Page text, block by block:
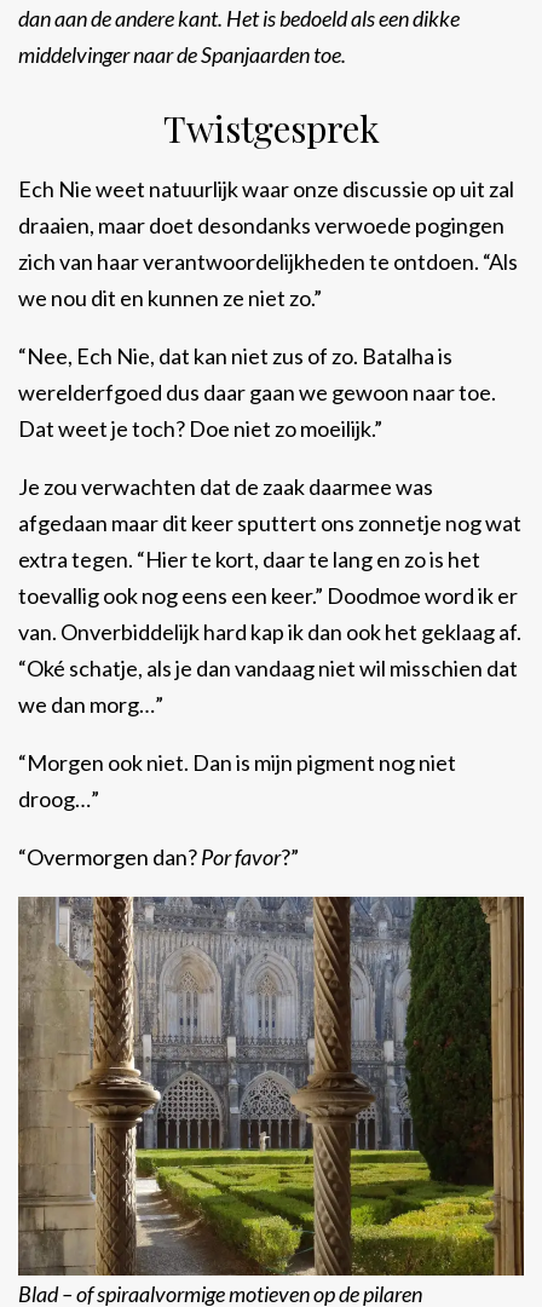
dan aan de andere kant. Het is bedoeld als een dikke
middelvinger naar de Spanjaarden toe.
Twistgesprek
Ech Nie weet natuurlijk waar onze discussie op uit zal
draaien, maar doet desondanks verwoede pogingen
zich van haar verantwoordelijkheden te ontdoen. “Als
we nou dit en kunnen ze niet zo.”
“Nee, Ech Nie, dat kan niet zus of zo. Batalha is
werelderfgoed dus daar gaan we gewoon naar toe.
Dat weet je toch? Doe niet zo moeilijk.”
Je zou verwachten dat de zaak daarmee was
afgedaan maar dit keer sputtert ons zonnetje nog wat
extra tegen. “Hier te kort, daar te lang en zo is het
toevallig ook nog eens een keer.” Doodmoe word ik er
van. Onverbiddelijk hard kap ik dan ook het geklaag af.
“Oké schatje, als je dan vandaag niet wil misschien dat
we dan morg…”
“Morgen ook niet. Dan is mijn pigment nog niet
droog…”
“Overmorgen dan?Por favor?”
Blad – of spiraalvormige motieven op de pilaren